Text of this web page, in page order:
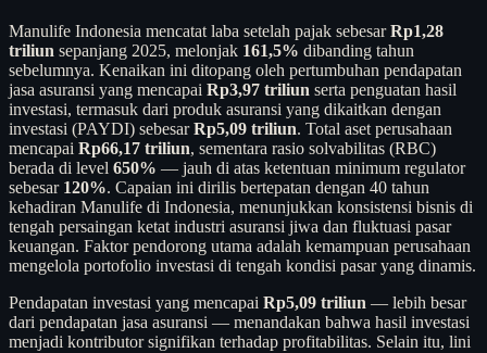
Manulife Indonesia mencatat laba setelah pajak sebesarRp1,28
triliun sepanjang 2025, melonjak 161,5% dibanding tahun
sebelumnya. Kenaikan ini ditopang oleh pertumbuhan pendapatan
jasa asuransi yang mencapai Rp3,97 triliun serta penguatan hasil
investasi, termasuk dari produk asuransi yang dikaitkan dengan
investasi (PAYDI) sebesarRp5,09 triliun. Total aset perusahaan
mencapai Rp66,17 triliun, sementara rasio solvabilitas (RBC)
berada di level 650% — jauh di atas ketentuan minimum regulator
sebesar 120%. Capaian ini dirilis bertepatan dengan 40 tahun
kehadiran Manulife di Indonesia, menunjukkan konsistensi bisnis di
tengah persaingan ketat industri asuransi jiwa dan fluktuasi pasar
keuangan. Faktor pendorong utama adalah kemampuan perusahaan
mengelola portofolio investasi di tengah kondisi pasar yang dinamis.
Pendapatan investasi yang mencapai Rp5,09 triliun — lebih besar
dari pendapatan jasa asuransi — menandakan bahwa hasil investasi
menjadi kontributor signifikan terhadap profitabilitas. Selain itu, lini